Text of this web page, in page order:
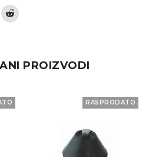
PROIZVODI
RASPRODATO